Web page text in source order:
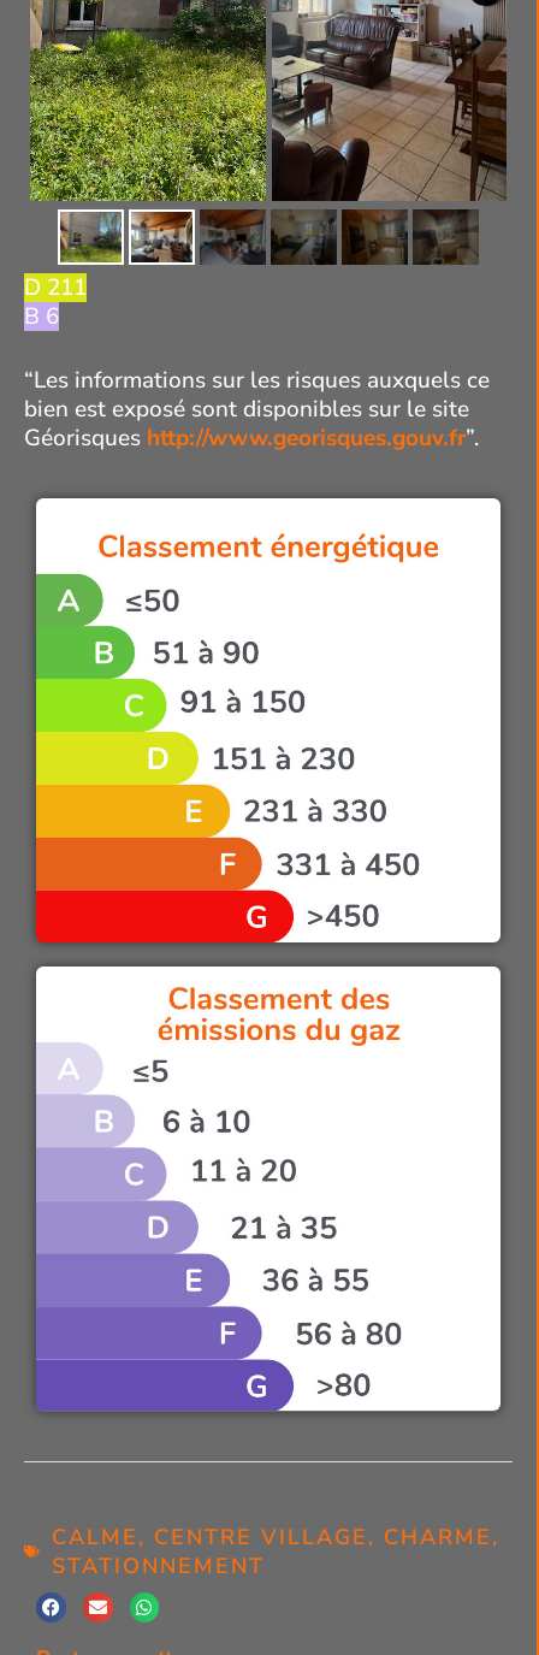
D 211
B 6
“Les informations sur les risques auxquels ce
bien est exposé sont disponibles sur le site
Géorisques http://www.georisques.gouv.fr”.
CALME, CENTRE VILLAGE, CHARME,
STATIONNEMENT